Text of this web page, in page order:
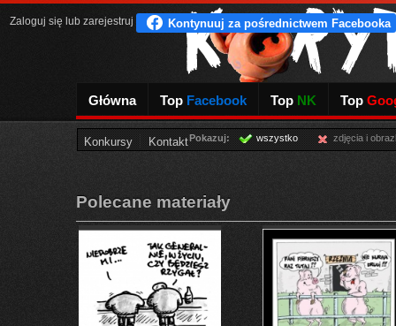
Główna Top Facebook Top NK Top
Konkursy Kontakt
Zaloguj się lub zarejestruj
Pokazuj: wszystko zdjęcia i
Polecane materiały